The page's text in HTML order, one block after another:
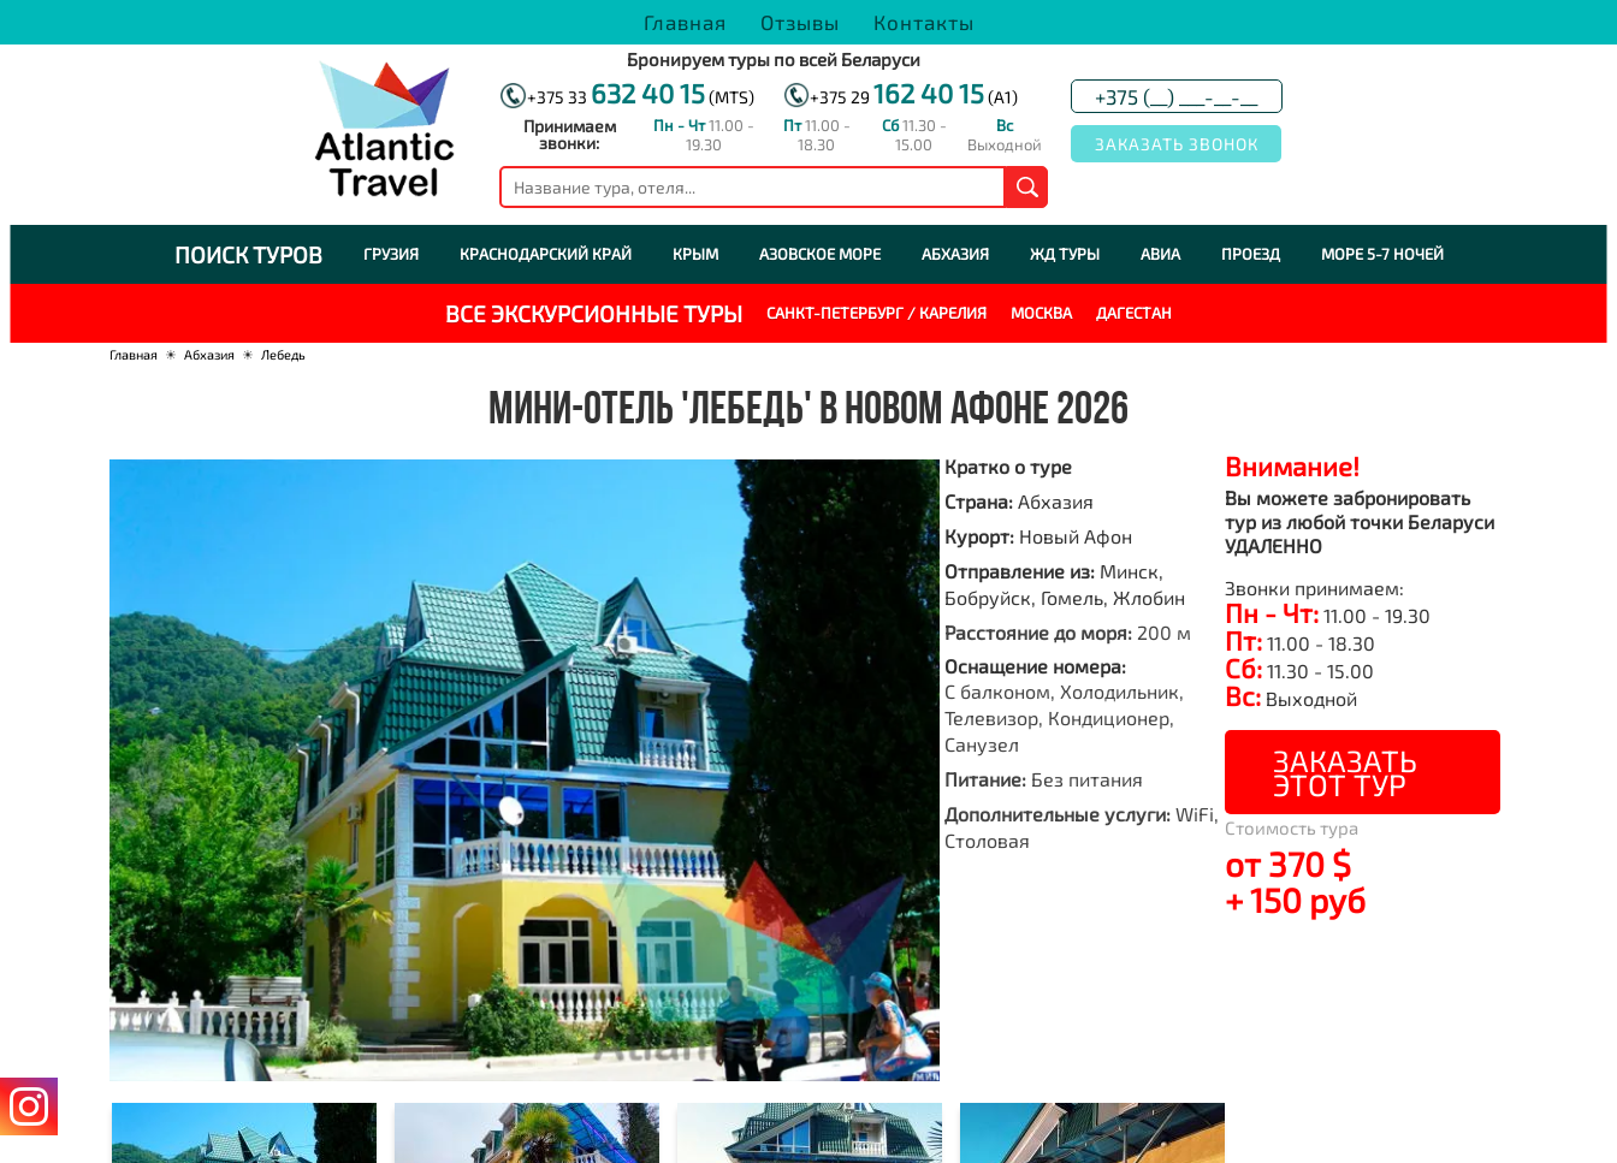
Главная Отзывы Контакты
Бронируем туры по всей Беларуси
+375 33 632 40 15(MTS) +375 29 162 40 15(A1)
Принимаем
звонки:
Пн - Чт11.00 -
19.30
Пт11.00 -
18.30
Сб11.30 -
15.00
Вс
Выходной
ПОИСК ТУРОВ ГРУЗИЯ КРАСНОДАРСКИЙ КРАЙ КРЫМ АЗОВСКОЕ МОРЕ АБХАЗИЯ ЖД ТУРЫ АВИА ПРОЕЗД МОРЕ 5-7 НОЧЕЙ
ВСЕ ЭКСКУРСИОННЫЕ ТУРЫ САНКТ-ПЕТЕРБУРГ / КАРЕЛИЯ МОСКВА ДАГЕСТАН
Главная ☀ Абхазия ☀ Лебедь
МИНИ-ОТЕЛЬ 'ЛЕБЕДЬ' В НОВОМ АФОНЕ 2026
Кратко о туре
Страна: Абхазия
Курорт: Новый Афон
Отправление из: Минск,
Бобруйск, Гомель, Жлобин
Расстояние до моря:200 м
Оснащение номера:
С балконом, Холодильник,
Телевизор, Кондиционер,
Санузел
Питание:Без питания
Дополнительные услуги:WiFi,
Столовая
Внимание!
Вы можете забронировать
тур из любой точки Беларуси
УДАЛЕННО
Звонки принимаем:
Пн - Чт:11.00 - 19.30
Пт:11.00 - 18.30
Сб:11.30 - 15.00
Вс:Выходной
ЗАКАЗАТЬ
ЭТОТ ТУР
Стоимость тура
от 370 $
+ 150 руб